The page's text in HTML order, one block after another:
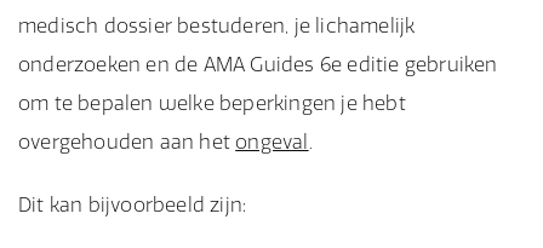
medisch dossier bestuderen, je lichamelijk
onderzoeken en de AMA Guides 6e editie gebruiken
om te bepalen welke beperkingen je hebt
overgehouden aan het ongeval .
Dit kan bijvoorbeeld zijn: